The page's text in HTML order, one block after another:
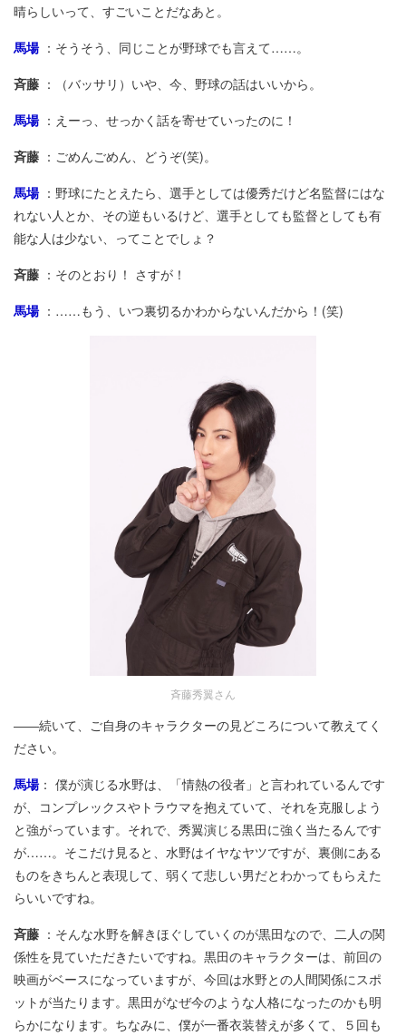
晴らしいって、すごいことだなあと。
馬場：そうそう、同じことが野球でも言えて……。
斉藤 ：（バッサリ）いや、今、野球の話はいいから。
馬場：えーっ、せっかく話を寄せていったのに！
斉藤 ：ごめんごめん、どうぞ(笑)。
馬場：野球にたとえたら、選手としては優秀だけど名監督にはな
れない人とか、その逆もいるけど、選手としても監督としても有
能な人は少ない、ってことでしょ？
斉藤 ：そのとおり！ さすが！
馬場：……もう、いつ裏切るかわからないんだから！(笑)
斉藤秀翼さん
――続いて、ご自身のキャラクターの見どころについて教えてく
ださい。
馬場： 僕が演じる水野は、「情熱の役者」と言われているんです
が、コンプレックスやトラウマを抱えていて、それを克服しよう
と強がっています。それで、秀翼演じる黒田に強く当たるんです
が……。そこだけ見ると、水野はイヤなヤツですが、裏側にある
ものをきちんと表現して、弱くて悲しい男だとわかってもらえた
らいいですね。
斉藤 ：そんな水野を解きほぐしていくのが黒田なので、二人の関
係性を見ていただきたいですね。黒田のキャラクターは、前回の
映画がベースになっていますが、今回は水野との人間関係にスポ
ットが当たります。黒田がなぜ今のような人格になったのかも明
らかになります。ちなみに、僕が一番衣装替えが多くて、５回も